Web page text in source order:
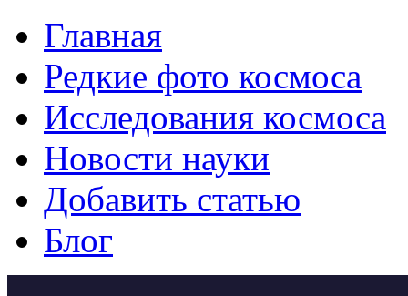
Главная
Редкие фото космоса
Исследования космоса
Новости науки
Добавить статью
Блог